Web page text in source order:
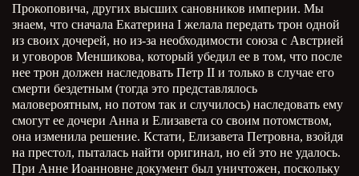
Прокоповича, других высших сановников империи. Мы
знаем, что сначала Екатерина I желала передать трон одной
из своих дочерей, но из-за необходимости союза с Австрией
и уговоров Меншикова, который убедил ее в том, что после
нее трон должен наследовать Петр II и только в случае его
смерти бездетным (тогда это представлялось
маловероятным, но потом так и случилось) наследовать ему
смогут ее дочери Анна и Елизавета со своим потомством,
она изменила решение. Кстати, Елизавета Петровна, взойдя
на престол, пыталась найти оригинал, но ей это не удалось.
При Анне Иоанновне документ был уничтожен, поскольку